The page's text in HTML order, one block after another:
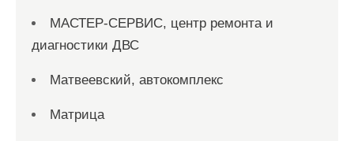
МАСТЕР-СЕРВИС, центр ремонта и
диагностики ДВС
Матвеевский, автокомплекс
Матрица